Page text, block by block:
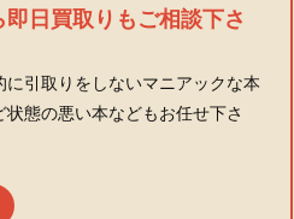
日買取りもご相談下さ
に引取りをしないマニアックな本
態の悪い本などもお任せ下さ